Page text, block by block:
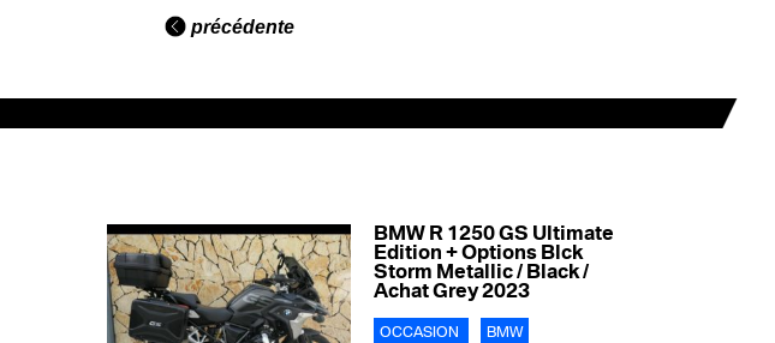
précédente
BMW R 1250 GS Ultimate
Edition + Options Blck
Storm Metallic / Black /
Achat Grey 2023
OCCASION BMW